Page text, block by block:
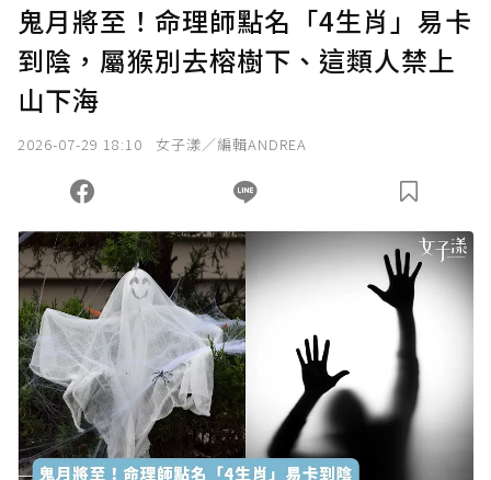
確認送出
您當前剩餘 U 利點數：0點；前往 購買點數
鬼月將至！命理師點名「4生肖」易卡
到陰，屬猴別去榕樹下、這類人禁上
山下海
2026-07-29 18:10 女子漾／編輯ANDREA